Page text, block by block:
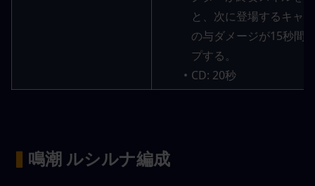
と、次に登場するキャ
の与ダメージが15秒間
プする。
CD: 20秒
▍ 鳴潮 ルシルナ編成